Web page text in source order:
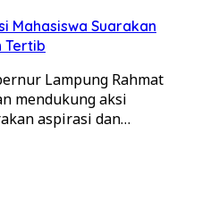
Mahasiswa Suarakan
Tertib
Lampung Rahmat
mendukung aksi
aspirasi dan…